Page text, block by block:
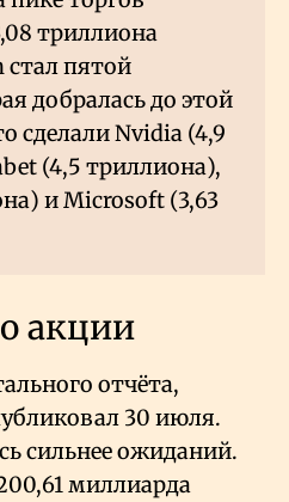
триллиона
стал пятой
добралась до этой
сделали Nvidia (4,9
(4,5 триллиона),
и Microsoft (3,63
акции
отчёта,
30 июля.
сильнее ожиданий.
миллиарда